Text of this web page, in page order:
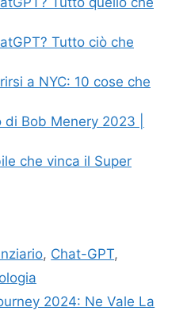
Tutto ciò che
a NYC: 10 cose che
Bob Menery 2023 |
che vinca il Super
, Chat-GPT,
2024: Ne Vale La